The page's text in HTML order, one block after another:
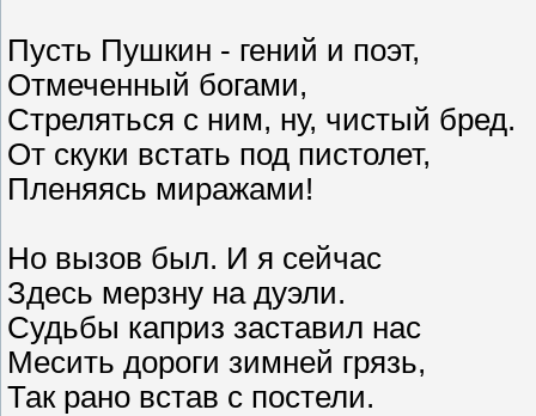
Пусть Пушкин - гений и поэт,
Отмеченный богами,
Стреляться с ним, ну, чистый бред.
От скуки встать под пистолет,
Пленяясь миражами!
Но вызов был. И я сейчас
Здесь мерзну на дуэли.
Судьбы каприз заставил нас
Месить дороги зимней грязь,
Так рано встав с постели.